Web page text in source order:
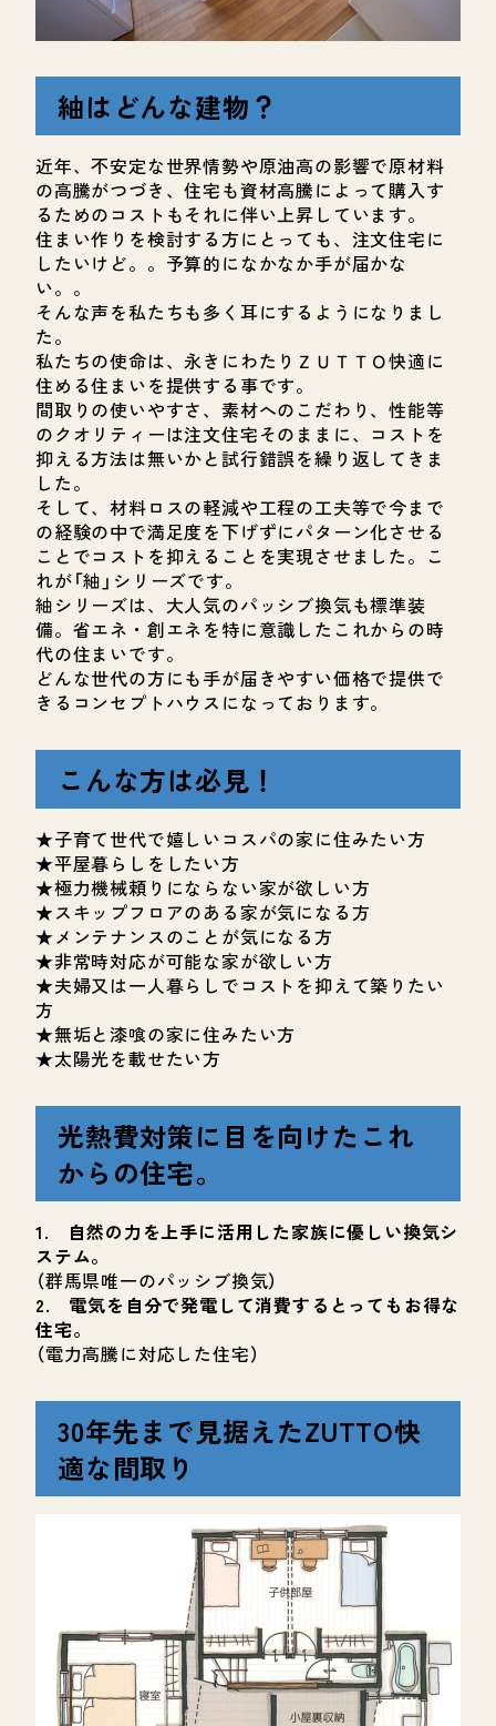
紬はどんな建物？
近年、不安定な世界情勢や原油高の影響で原材料
の高騰がつづき、住宅も資材高騰によって購入す
るためのコストもそれに伴い上昇しています。
住まい作りを検討する方にとっても、注文住宅に
したいけど。。予算的になかなか手が届かな
い。。
そんな声を私たちも多く耳にするようになりまし
た。
私たちの使命は、永きにわたりＺＵＴＴＯ快適に
住める住まいを提供する事です。
間取りの使いやすさ、素材へのこだわり、性能等
のクオリティーは注文住宅そのままに、コストを
抑える方法は無いかと試行錯誤を繰り返してきま
した。
そして、材料ロスの軽減や工程の工夫等で今まで
の経験の中で満足度を下げずにパターン化させる
ことでコストを抑えることを実現させました。こ
れが「紬」シリーズです。
紬シリーズは、大人気のパッシブ換気も標準装
備。省エネ・創エネを特に意識したこれからの時
代の住まいです。
どんな世代の方にも手が届きやすい価格で提供で
きるコンセプトハウスになっております。
こんな方は必見！
★子育て世代で嬉しいコスパの家に住みたい方
★平屋暮らしをしたい方
★極力機械頼りにならない家が欲しい方
★スキップフロアのある家が気になる方
★メンテナンスのことが気になる方
★非常時対応が可能な家が欲しい方
★夫婦又は一人暮らしでコストを抑えて築りたい
方
★無垢と漆喰の家に住みたい方
★太陽光を載せたい方
光熱費対策に目を向けたこれ
からの住宅。
1. 自然の力を上手に活用した家族に優しい換気シ
ステム。
（群馬県唯一のパッシブ換気）
2. 電気を自分で発電して消費するとってもお得な
住宅。
（電力高騰に対応した住宅）
30年先まで見据えたZUTTO快
適な間取り